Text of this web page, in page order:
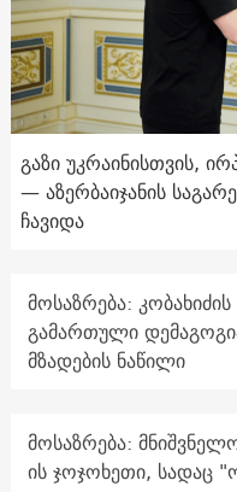
გაზი უკრაინისთვის,
— აზერბაიჯანის
ჩავიდა
მოსაზრება:
გამართული
მზადების ნაწილი
მოსაზრება:
ის ჯოჯოხეთი, სადაც